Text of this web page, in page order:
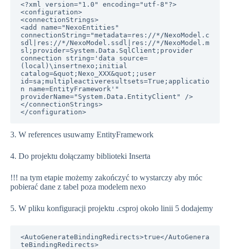
<?xml version="1.0" encoding="utf-8"?>
<configuration>
<connectionStrings>
<add name="NexoEntities"
connectionString="metadata=res://*/NexoModel.c
sdl|res://*/NexoModel.ssdl|res://*/NexoModel.m
sl;provider=System.Data.SqlClient;provider
connection string='data source=
(local)\insertnexo;initial
catalog=&quot;Nexo_XXX&quot;;user
id=sa;multipleactiveresultsets=True;applicatio
n name=EntityFramework'"
providerName="System.Data.EntityClient" />
</connectionStrings>
</configuration>
3. W references usuwamy EntityFramework
4. Do projektu dołączamy biblioteki Inserta
!!! na tym etapie możemy zakończyć to wystarczy aby móc
pobierać dane z tabel poza modelem nexo
5. W pliku konfiguracji projektu .csproj około linii 5 dodajemy
<AutoGenerateBindingRedirects>true</AutoGenera
teBindingRedirects>